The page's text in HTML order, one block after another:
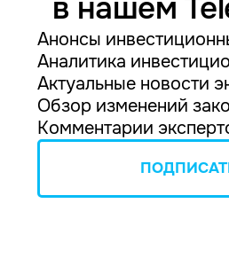
в нашем
Анонсы
Аналитика
Актуальные новости
Обзор изменений
Комментарии